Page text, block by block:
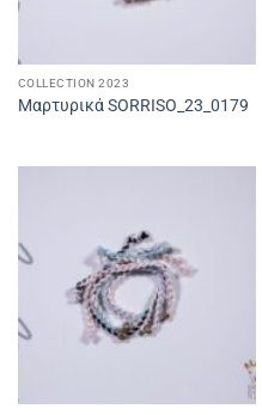
COLLECTION 2023
Μαρτυρικά SORRISO_23_0179